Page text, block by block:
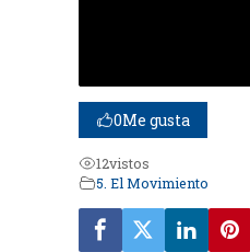
0Me gusta
12vistos
5. El Movimiento